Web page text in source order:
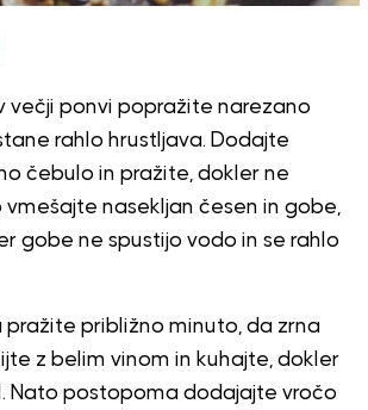
večji ponvi popražite narezano
rahlo hrustljava. Dodajte
čebulo in pražite, dokler ne
nasekljan česen in gobe,
gobe ne spustijo vodo in se rahlo
pražite približno minuto, da zrna
z belim vinom in kuhajte, dokler
Nato postopoma dodajajte vročo